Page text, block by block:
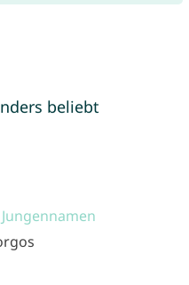
beliebt
Jungennamen